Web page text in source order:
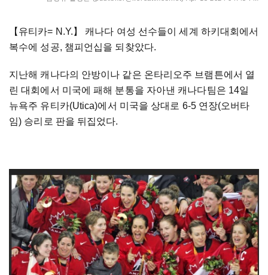
【 유티카= N.Y. 】
캐나다 여성 선수들이 세계 하키대회에서
복수에 성공, 챔피언십을 되찾았다.
지난해 캐나다의 안방이나 같은 온타리오주 브램튼에서 열
린 대회에서 미국에 패해 분통을 자아낸 캐나다팀은 14일
뉴욕주 유티카(Utica)에서 미국을 상대로 6-5 연장(오버타
임) 승리로 판을 뒤집었다.